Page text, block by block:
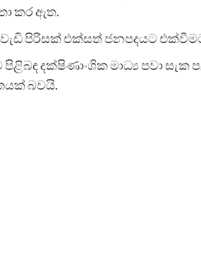
කර ඇත.
පිරිසක් එක්සත් ජනපදයට එක්වීමට
දක්ෂිණාංශික මාධ්‍ය පවා
බවයි.